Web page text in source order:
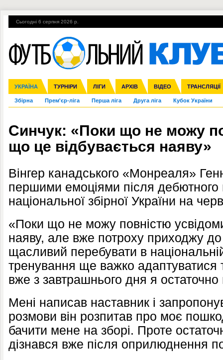
Сьогодні 6 серпня 2026 р.
УКРАЇНА ТУРНІРИ ЛІГИ АРХІВ ВІДЕО ТРАНСЛЯЦІЇ
Збірна Прем'єр-ліга Перша ліга Друга ліга Кубок України
Ліга чемпіонів Ліга Європи Міжнародні Ліга націй Ліга
Англія Іспанія Італія Німеччина Франція Інші
ЧС-2014 ЄВРО-2016 Росія Кубок конфедерацій ЧЄ-2015 (U-
Гарячі теми УПЛ, 1-й тур ВІЙНА УПЛ-ПЕРЕХОДИ
Синчук: «Поки що не можу
що це відбувається наяву»
Вінгер канадського «Монреаля»
першими емоціями після дебютного
національної збірної України на
«Поки що не можу повністю
наяву, але вже потроху приходжу
щасливий перебувати в
тренування ще важко
вже з завтрашнього дня я остаточно
Мені написав наставник і
розмови він розпитав про моє
бачити мене на зборі. Проте
дізнався вже після оприлюднення